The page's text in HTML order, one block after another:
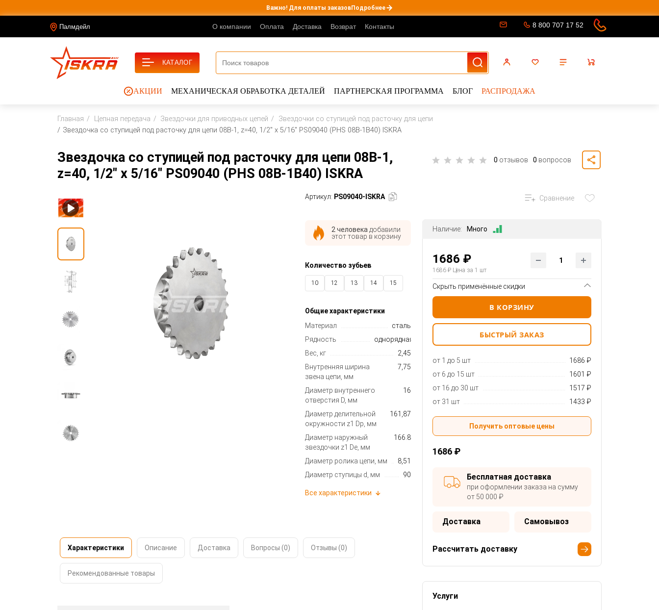
Важно! Для оплаты заказовПодробнее
Палмдейл О компании Оплата Доставка Возврат Контакты 8 800 707 17 52
АКЦИИ МЕХАНИЧЕСКАЯ ОБРАБОТКА ДЕТАЛЕЙ ПАРТНЕРСКАЯ ПРОГРАММА БЛОГ РАСПРОДАЖА
КАТАЛОГ
Главная Цепная передача Звездочки для приводных цепей
Звездочки со ступицей под расточку для цепи
Звездочка со ступицей под расточку для цепи 08B-1, z=40, 1/2" x 5/16" PS09040 (PHS 08B-1B40) ISKRA
Звездочка со ступицей под расточку для цепи 08B-1,
z=40, 1/2" x 5/16" PS09040 (PHS 08B-1B40) ISKRA
0 отзывов 0 вопросов
Артикул: PS09040-ISKRA
2 человека добавили
этот товар в корзину
Количество зубьев
10 12 13 14 15
21 24 27 30
Общие характеристики
Материал
сталь
Рядность
однорядная
Вес, кг
2,45
Внутренняя ширина
звена цепи, мм
7,75
Диаметр внутреннего
отверстия D, мм
16
Диаметр делительной
окружности z1 Dp, мм
161,87
Диаметр наружный
звездочки z1 De, мм
166.8
Диаметр ролика цепи, мм
8,51
Диаметр ступицы d, мм
90
Все характеристики
Характеристики Описание Доставка Вопросы (0) Отзывы (0)
Рекомендованные товары
Сравнение
Наличие: Много
1686 ₽
1686 ₽Цена за 1 шт
Скрыть применённые скидки
В КОРЗИНУ
БЫСТРЫЙ ЗАКАЗ
от 1 до 5 шт
1686 ₽
от 6 до 15 шт
1601 ₽
от 16 до 30 шт
1517 ₽
от 31 шт
1433 ₽
Получить оптовые цены
1686 ₽
Бесплатная доставка
при оформлении заказа на сумму
от 50 000 ₽
Доставка Самовывоз
Рассчитать доставку
Услуги